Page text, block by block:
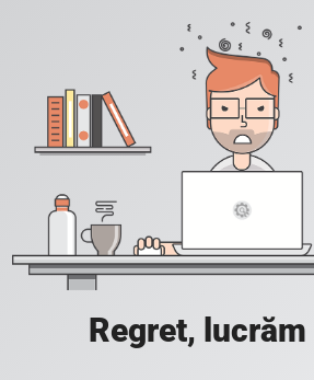
Regret,